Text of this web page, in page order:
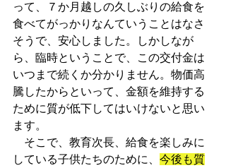
って、７か月越しの久しぶりの給食を
食べてがっかりなんていうことはなさ
そうで、安心しました。しかしなが
ら、臨時ということで、この交付金は
いつまで続くか分かりません。物価高
騰したからといって、金額を維持する
ために質が低下してはいけないと思い
ます。
そこで、教育次長、給食を楽しみに
している子供たちのために、 今後も質